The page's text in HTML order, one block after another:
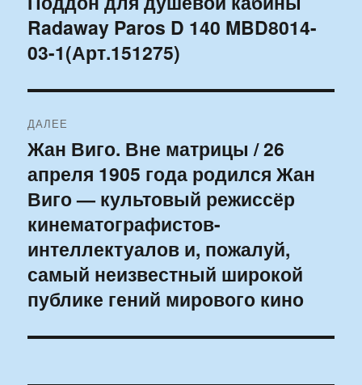
записям
запись:
Radaway Paros D 140 MBD8014-
03-1(Арт.151275)
ДАЛЕЕ
Следующая
запись:
Жан Виго. Вне матрицы / 26
апреля 1905 года родился Жан
Виго — культовый режиссёр
кинематографистов-
интеллектуалов и, пожалуй,
самый неизвестный широкой
публике гений мирового кино